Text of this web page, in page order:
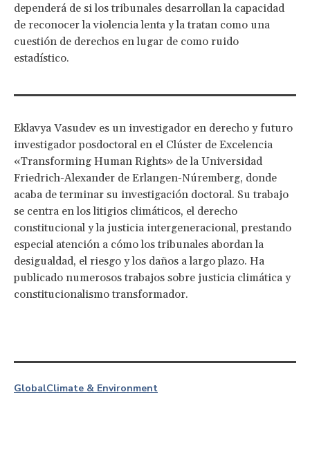
dependerá de si los tribunales desarrollan la capacidad
de reconocer la violencia lenta y la tratan como una
cuestión de derechos en lugar de como ruido
estadístico.
Eklavya Vasudev es un investigador en derecho y futuro
investigador posdoctoral en el Clúster de Excelencia
«Transforming Human Rights» de la Universidad
Friedrich-Alexander de Erlangen-Núremberg, donde
acaba de terminar su investigación doctoral. Su trabajo
se centra en los litigios climáticos, el derecho
constitucional y la justicia intergeneracional, prestando
especial atención a cómo los tribunales abordan la
desigualdad, el riesgo y los daños a largo plazo. Ha
publicado numerosos trabajos sobre justicia climática y
constitucionalismo transformador.
GlobalClimate & Environment